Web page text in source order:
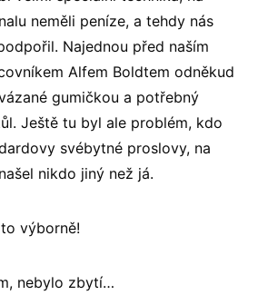
neměli peníze, a tehdy nás
Najednou před naším
Alfem Boldtem odněkud
gumičkou a potřebný
Ještě tu byl ale problém, kdo
svébytné proslovy, na
nikdo jiný než já.
výborně!
nebylo zbytí…